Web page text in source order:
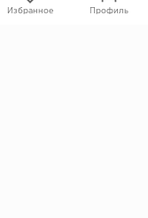
Избранное Профиль